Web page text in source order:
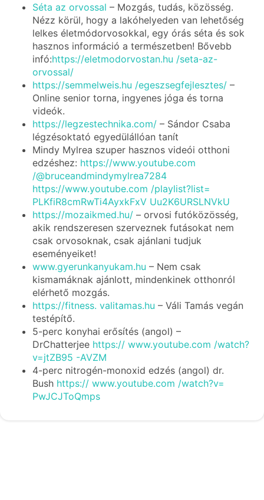
Séta az orvossal – Mozgás, tudás, közösség.
Nézz körül, hogy a lakóhelyeden van lehetőség
lelkes életmódorvosokkal, egy órás séta és sok
hasznos információ a természetben! Bővebb
infó:https://eletmodorvostan.hu /seta-az-
orvossal/
https://semmelweis.hu /egeszsegfejlesztes/ –
Online senior torna, ingyenes jóga és torna
videók.
https://legzestechnika.com/ – Sándor Csaba
légzésoktató egyedülállóan tanít
Mindy Mylrea szuper hasznos videói otthoni
edzéshez: https://www.youtube.com
/@bruceandmindymylrea7284
https://www.youtube.com /playlist?list=
PLKfiR8cmRwTi4AyxkFxV Uu2K6URSLNVkU
https://mozaikmed.hu/ – orvosi futóközösség,
akik rendszeresen szerveznek futásokat nem
csak orvosoknak, csak ajánlani tudjuk
eseményeiket!
www.gyerunkanyukam.hu – Nem csak
kismamáknak ajánlott, mindenkinek otthonról
elérhető mozgás.
https://fitness. valitamas.hu – Váli Tamás vegán
testépítő.
5-perc konyhai erősítés (angol) –
DrChatterjee https:// www.youtube.com /watch?
v=jtZB95 -AVZM
4-perc nitrogén-monoxid edzés (angol) dr.
Bush https:// www.youtube.com /watch?v=
PwJCJToQmps